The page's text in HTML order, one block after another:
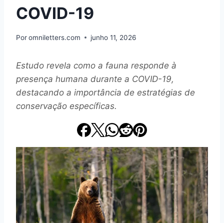
COVID-19
Poromniletters.com junho 11, 2026
Estudo revela como a fauna responde à
presença humana durante a COVID-19,
destacando a importância de estratégias de
conservação específicas.